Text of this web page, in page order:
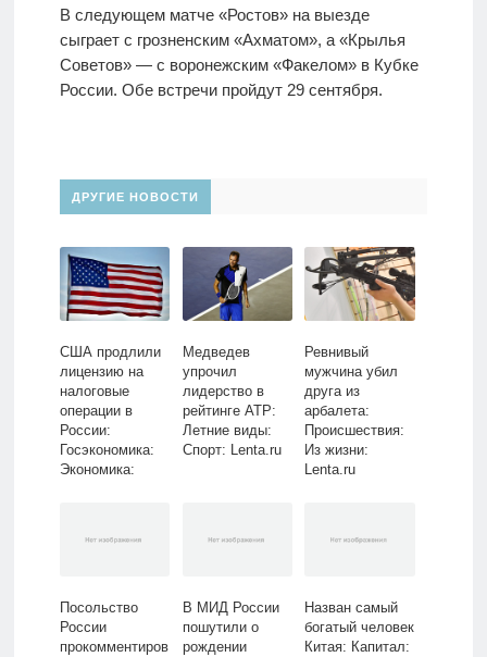
В следующем матче «Ростов» на выезде
сыграет с грозненским «Ахматом», а «Крылья
Советов» — с воронежским «Факелом» в Кубке
России. Обе встречи пройдут 29 сентября.
ДРУГИЕ НОВОСТИ
США продлили
лицензию на
налоговые
операции в
России:
Госэкономика:
Экономика:
Медведев
упрочил
лидерство в
рейтинге ATP:
Летние виды:
Спорт: Lenta.ru
Ревнивый
мужчина убил
друга из
арбалета:
Происшествия:
Из жизни:
Lenta.ru
Посольство
России
прокомментиров
В МИД России
пошутили о
рождении
Назван самый
богатый человек
Китая: Капитал: